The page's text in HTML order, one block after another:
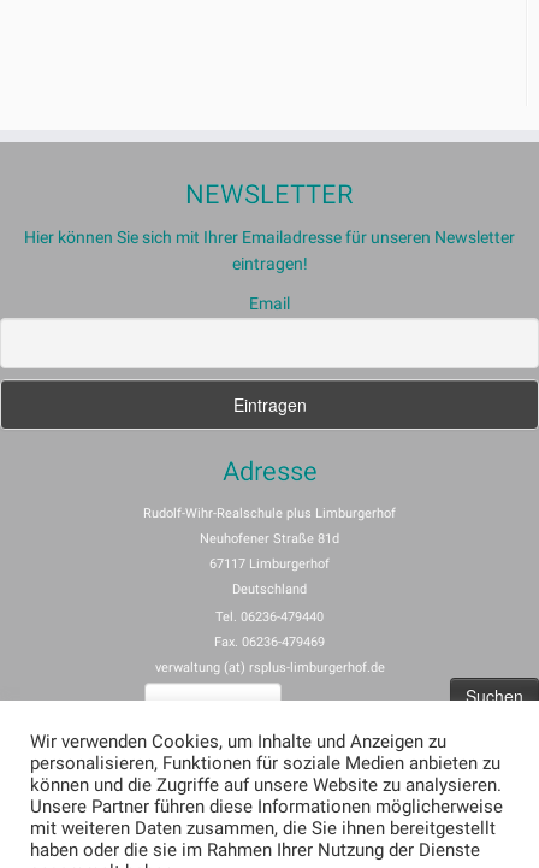
NEWSLETTER
Hier können Sie sich mit Ihrer Emailadresse für unseren Newsletter
eintragen!
Email
Adresse
Rudolf-Wihr-Realschule plus Limburgerhof
Neuhofener Straße 81d
67117 Limburgerhof
Deutschland
Tel. 06236-479440
Fax. 06236-479469
verwaltung (at) rsplus-limburgerhof.de
Impressum
Allgemeine Nutzungsbedingungen für rspus-limburgerhof.de
Erklärung zum Datenschutz (Privacy Policy) für rsplus-limburgerhof.de
Wir verwenden Cookies, um Inhalte und Anzeigen zu
personalisieren, Funktionen für soziale Medien anbieten zu
können und die Zugriffe auf unsere Website zu analysieren.
Unsere Partner führen diese Informationen möglicherweise
mit weiteren Daten zusammen, die Sie ihnen bereitgestellt
haben oder die sie im Rahmen Ihrer Nutzung der Dienste